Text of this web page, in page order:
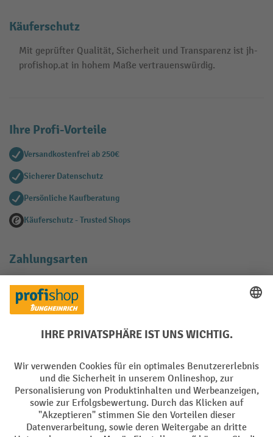
Käuferschutz
Mit geprüfter Qualität, Sicherheit und Transparenz ist jh-
profishop.at in hohem Maße vertrauenswürdig.
Ihre Profi-Vorteile
Versandkostenfrei ab 250€
Sicherer Datenschutz
Persönliche Kaufberatung
Käuferschutz - Trusted Shops
Zahlungsarten
Creditcard (Master)
Facebook
YouTube
LinkedIn
Instagram